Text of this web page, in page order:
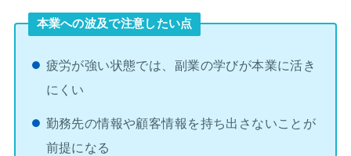
本業への波及で注意したい点
疲労が強い状態では、副業の学びが本業に活き
にくい
勤務先の情報や顧客情報を持ち出さないことが
前提になる